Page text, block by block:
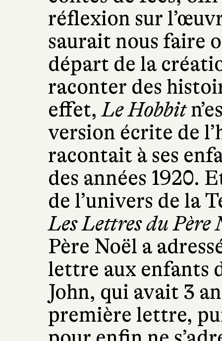
réflexion sur
saurait nous faire
départ de la
raconter des
effet,Le Hobbit
version écrite de
racontait à ses
des années 1920.
de l’univers de la
Les Lettresdu Père
Père Noël a
lettre aux enfants
John, qui avait 3
première lettre,